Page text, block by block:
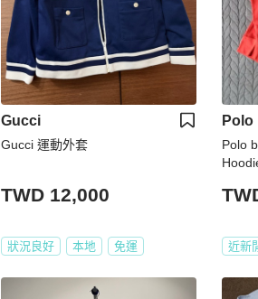
Gucci
Gucci 運動外套
TWD 12,000
狀況良好 本地 免運
Polo
Polo
近新